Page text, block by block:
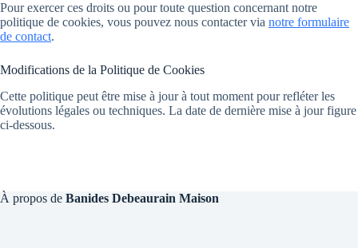
Pour exercer ces droits ou pour toute question concernant notre
politique de cookies, vous pouvez nous contacter via notre formulaire
de contact.
Modifications de la Politique de Cookies
Cette politique peut être mise à jour à tout moment pour refléter les
évolutions légales ou techniques. La date de dernière mise à jour figure
ci-dessous.
À propos de Banides Debeaurain Maison